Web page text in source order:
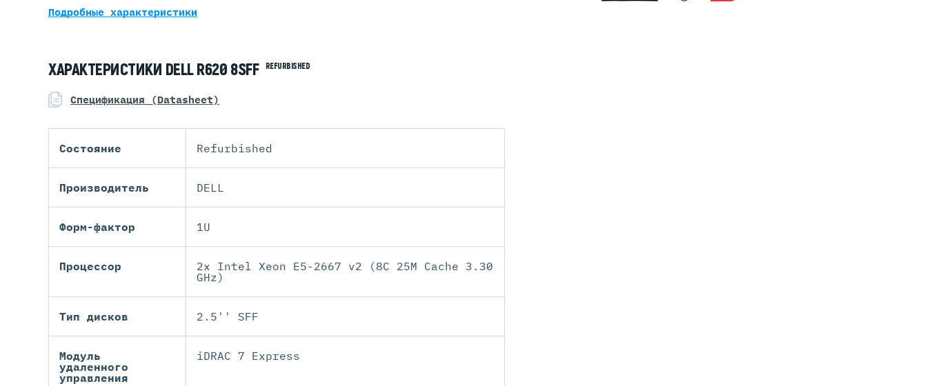
Подробные характеристики
ХАРАКТЕРИСТИКИ DELL R620 8SFF REFURBISHED
Спецификация (Datasheet)
Состояние Refurbished
Производитель DELL
Форм-фактор 1U
Процессор
2x Intel Xeon E5-2667 v2 (8C 25M Cache 3.30
GHz)
Тип дисков 2.5'' SFF
Модуль
удаленного
управления
iDRAC 7 Express